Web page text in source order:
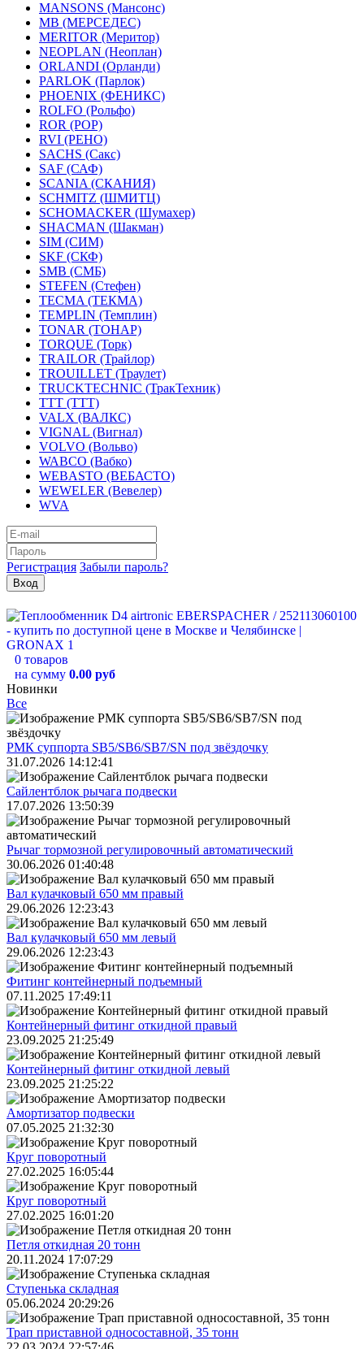
MANSONS (Мансонс)
MB (МЕРСЕДЕС)
MERITOR (Меритор)
NEOPLAN (Неоплан)
ORLANDI (Орланди)
PARLOK (Парлок)
PHOENIX (ФЕНИКС)
ROLFO (Рольфо)
ROR (РОР)
RVI (РЕНО)
SACHS (Сакс)
SAF (САФ)
SCANIA (СКАНИЯ)
SCHMITZ (ШМИТЦ)
SCHOMACKER (Шумахер)
SHACMAN (Шакман)
SIM (СИМ)
SKF (СКФ)
SMB (СМБ)
STEFEN (Стефен)
TECMA (ТЕКМА)
TEMPLIN (Темплин)
TONAR (ТОНАР)
TORQUE (Торк)
TRAILOR (Трайлор)
TROUILLET (Траулет)
TRUCKTECHNIC (ТракТехник)
TTT (ТТТ)
VALX (ВАЛКС)
VIGNAL (Вигнал)
VOLVO (Вольво)
WABCO (Вабко)
WEBASTO (ВЕБАСТО)
WEWELER (Вевелер)
WVA
Регистрация Забыли пароль?
0 товаров
на сумму 0.00 руб
Новинки
Все
РМК суппорта SB5/SB6/SB7/SN под звёздочку
31.07.2026 14:12:41
Сайлентблок рычага подвески
17.07.2026 13:50:39
Рычаг тормозной регулировочный автоматический
30.06.2026 01:40:48
Вал кулачковый 650 мм правый
29.06.2026 12:23:43
Вал кулачковый 650 мм левый
29.06.2026 12:23:43
Фитинг контейнерный подъемный
07.11.2025 17:49:11
Контейнерный фитинг откидной правый
23.09.2025 21:25:49
Контейнерный фитинг откидной левый
23.09.2025 21:25:22
Амортизатор подвески
07.05.2025 21:32:30
Круг поворотный
27.02.2025 16:05:44
Круг поворотный
27.02.2025 16:01:20
Петля откидная 20 тонн
20.11.2024 17:07:29
Ступенька складная
05.06.2024 20:29:26
Трап приставной односоставной, 35 тонн